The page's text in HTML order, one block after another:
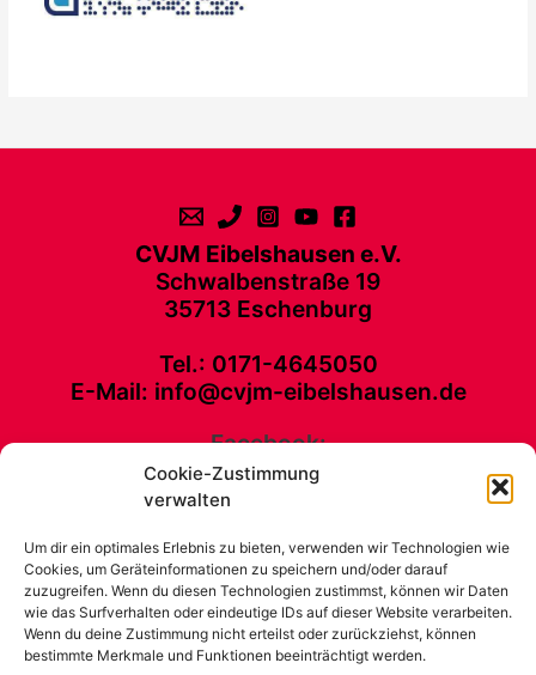
Cookie-Zustimmung
verwalten
Um dir ein optimales Erlebnis zu bieten, verwenden wir Technologien wie
Cookies, um Geräteinformationen zu speichern und/oder darauf
zuzugreifen. Wenn du diesen Technologien zustimmst, können wir Daten
wie das Surfverhalten oder eindeutige IDs auf dieser Website verarbeiten.
Wenn du deine Zustimmung nicht erteilst oder zurückziehst, können
bestimmte Merkmale und Funktionen beeinträchtigt werden.
CVJM Eibelshausen e.V.
Schwalbenstraße 19
35713 Eschenburg
Tel.: 0171-4645050
E-Mail: info@cvjm-eibelshausen.de
Facebook:
CVJM Eibelshausen e. V. Schwalbenstraße 19 35713 Eschenburg Tel.:
Kontakt
Unterstütze unsere Arbeit
Impressum
News
CVJM Eibelshausen